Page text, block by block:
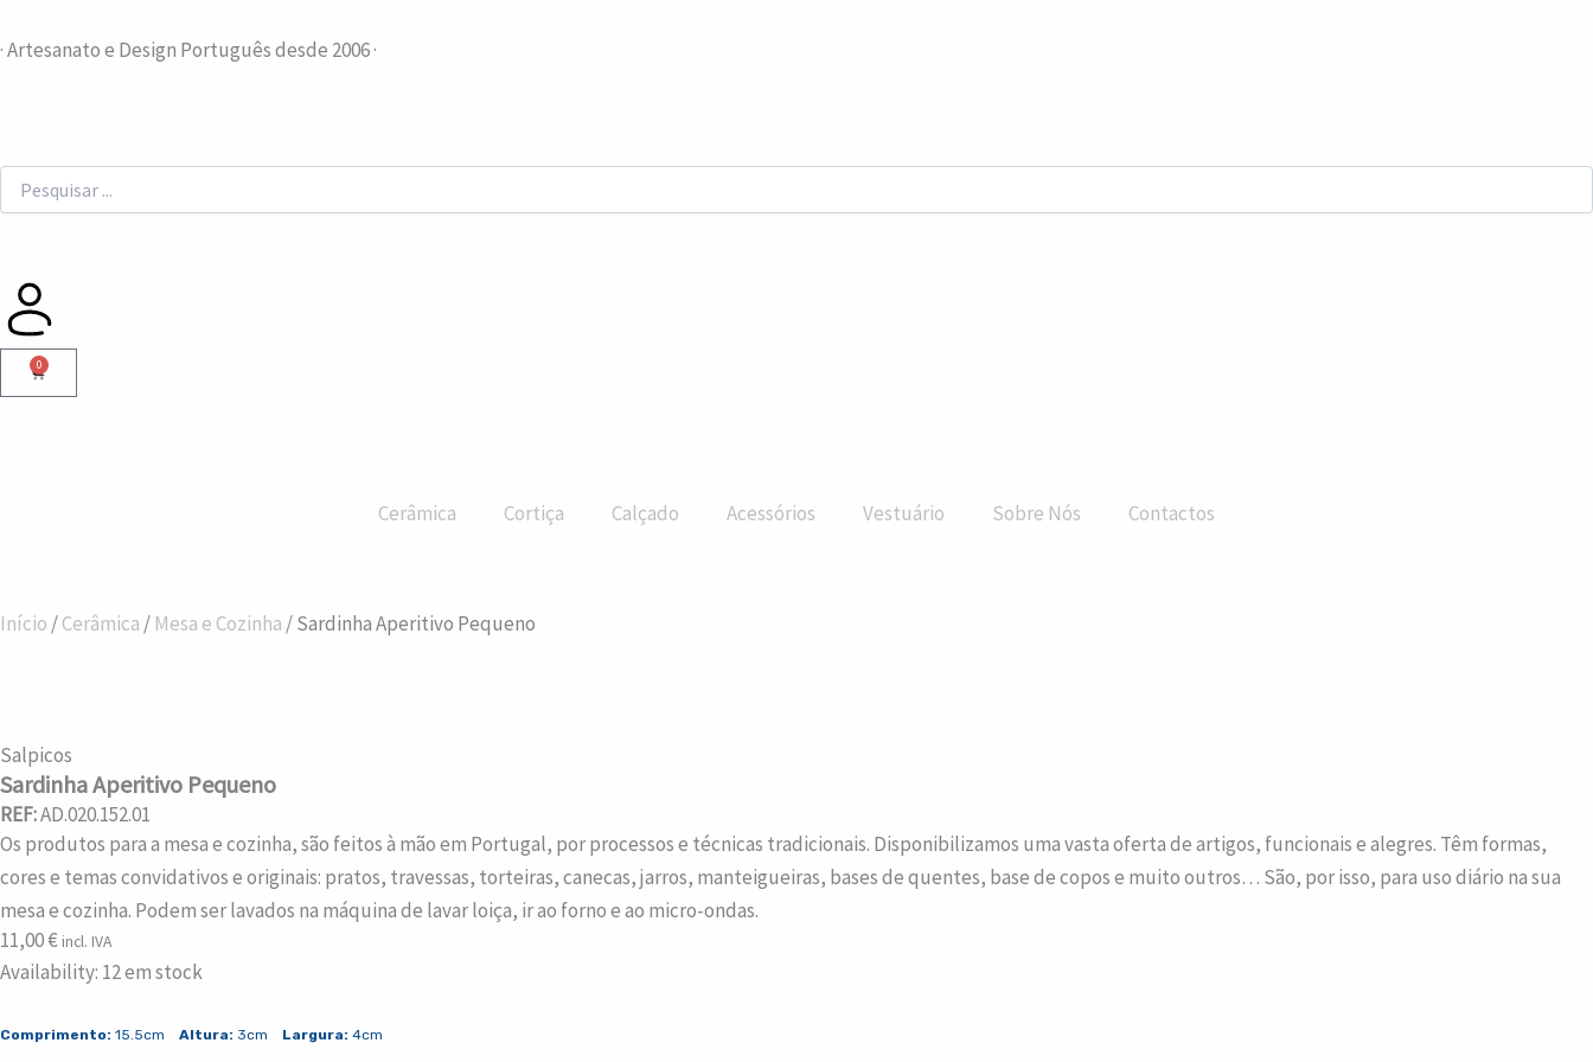
to
· Artesanato e Design Português desde 2006 ·
0
Cart
Cerâmica Cortiça Calçado Acessórios Vestuário Sobre Nós Contactos
Início /Cerâmica / Mesa e Cozinha / Sardinha Aperitivo Pequeno
Salpicos
Sardinha Aperitivo Pequeno
REF:AD.020.152.01
Os produtos para a mesa e cozinha, são feitos à mão em Portugal, por processos e técnicas tradicionais. Disponibilizamos uma vasta oferta de artigos, funcionais e alegres. Têm formas,
cores e temas convidativos e originais: pratos, travessas, torteiras, canecas, jarros, manteigueiras, bases de quentes, base de copos e muito outros… São, por isso, para uso diário na sua
mesa e cozinha. Podem ser lavados na máquina de lavar loiça, ir ao forno e ao micro-ondas.
11,00€ incl. IVA
Availability: 12 em stock
Comprimento: 15.5cm Altura: 3cm Largura: 4cm
Quantidade
Aperitivo